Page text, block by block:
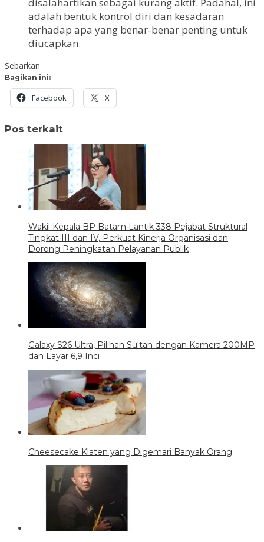
adalah bentuk kontrol diri dan kesadaran
terhadap apa yang benar-benar penting untuk
diucapkan.
Sebarkan
Bagikan ini:
Facebook X
Pos terkait
Wakil Kepala BP Batam Lantik 338 Pejabat Struktural
Tingkat III dan IV, Perkuat Kinerja Organisasi dan
Dorong Peningkatan Pelayanan Publik
Galaxy S26 Ultra, Pilihan Sultan dengan Kamera 200MP
dan Layar 6,9 Inci
Cheesecake Klaten yang Digemari Banyak Orang